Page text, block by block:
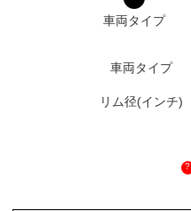
車両タイプ
車両タイプ
リム径(インチ)
?